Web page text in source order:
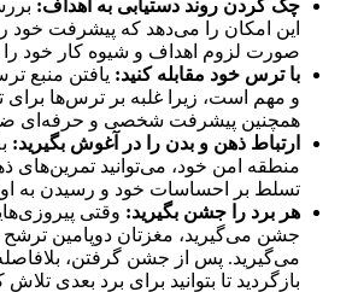
چک کردن روند دستیابی به اهداف:
این امکان را می‌دهد که پیشرفت خود را
صورت لزوم اهداف و شیوه کار خود را
با ترس خود مقابله کنید: یافتن منبع ترس
و مهم است، زیرا غلبه بر ترس‌ها برای
همچنین پیشرفت شخصی و حرفه‌ای
ارتباط ذهن و بدن را در آغوش بگیرید:به
منطقه امن خود، می‌توانید تمرین‌های ذهن و
تسلط بر احساسات خود و رسیدن به اوج
هر برد را جشن بگیرید:وقتی پیروزی‌هایی
جشن می‌گیرید، مغزتان دوپامین ترشح
می‌گیرید. پس از جشن گرفتن، بلافاصله به
بازگردید تا بتوانید برای برد بعدی تلاش کنید.